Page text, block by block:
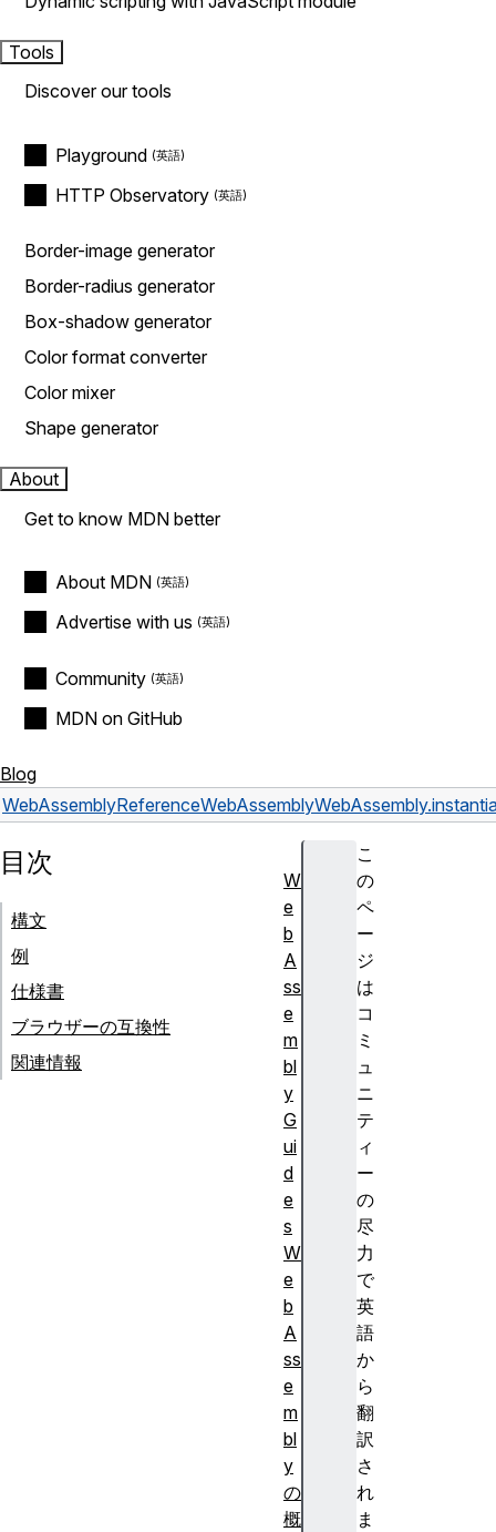
Tools
Discover our tools
Playground
HTTP Observatory
Border-image generator
Border-radius generator
Box-shadow generator
Color format converter
Color mixer
Shape generator
About
Get to know MDN better
About MDN
Advertise with us
Community
MDN on GitHub
Blog
WebAssemblyReferenceWebAssembly
こ
の
ペ
ー
ジ
は
コ
ミ
ュ
ニ
テ
ィ
ー
の
尽
力
で
英
語
か
ら
翻
訳
さ
れ
ま
目次
構文
例
仕様書
ブラウザーの互換性
関連情報
W
e
b
A
ss
e
m
bl
y
G
ui
d
e
s
W
e
b
A
ss
e
m
bl
y
の
概